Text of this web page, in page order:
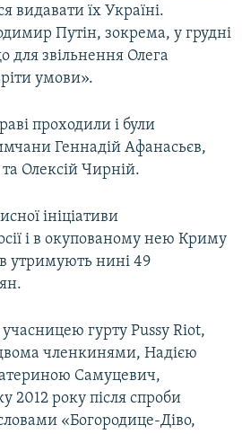
видавати їх Україні.
Путін, зокрема, у грудні
для звільнення Олега
умови».
проходили і були
Геннадій Афанасьєв,
Олексій Чирній.
ініціативи
і в окупованому нею Криму
утримують нині 49
гурту Pussy Riot,
членкинями, Надією
Самуцевич,
2012 року після спроби
«Богородице-Діво,